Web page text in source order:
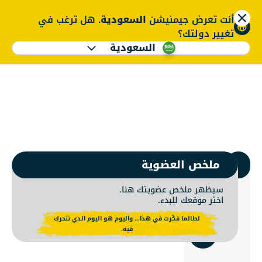
أنت تعرض جيمنيشن السعودية. هل ترغب في
تغيير دولتك؟
السعودية
عضوية جيمنيشن |
ENGLISH
1. اختر جيمنيشن
استخدم
الموقع
الحالي
ملخص العضوية
سيظهر ملخص عضويتك هنا.
اختر موقعك للبدء.
لطالما فكّرت في هذا… واليوم هو اليوم الذي تتحرك
فيه.